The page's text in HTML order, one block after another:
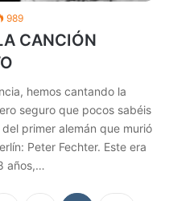
989
CANCIÓN
hemos cantando la
seguro que pocos sabéis
primer alemán que murió
Peter Fechter. Este era
años,…